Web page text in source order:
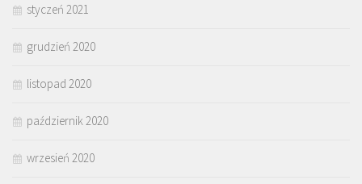
styczeń 2021
grudzień 2020
listopad 2020
październik 2020
wrzesień 2020